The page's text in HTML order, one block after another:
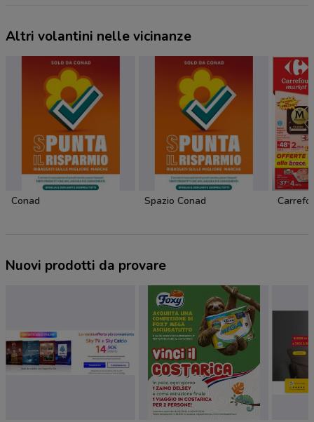
Altri volantini nelle vicinanze
Conad Spazio Conad
Nuovi prodotti da provare